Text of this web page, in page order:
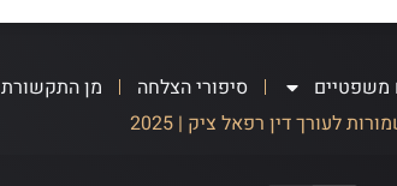
משפטיים סיפורי הצלחה מן התקשורת
לעורך דין רפאל ציק | 2025